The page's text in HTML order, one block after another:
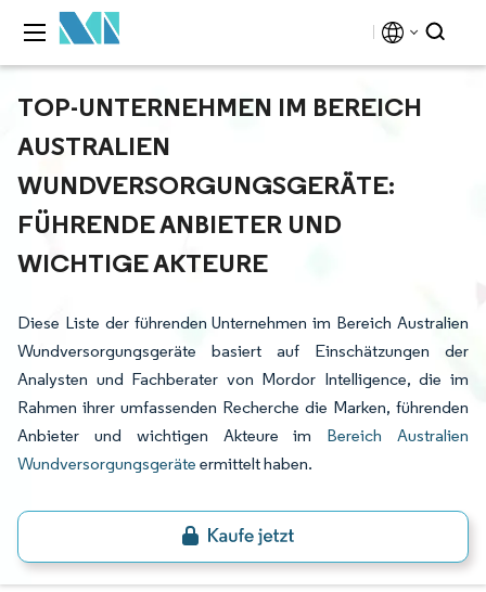
TOP-UNTERNEHMEN IM BEREICH
AUSTRALIEN
WUNDVERSORGUNGSGERÄTE:
FÜHRENDE ANBIETER UND
WICHTIGE AKTEURE
Diese Liste der führenden Unternehmen im Bereich Australien
Wundversorgungsgeräte basiert auf Einschätzungen der
Analysten und Fachberater von Mordor Intelligence, die im
Rahmen ihrer umfassenden Recherche die Marken, führenden
Anbieter und wichtigen Akteure im Bereich Australien
Wundversorgungsgeräte ermittelt haben.